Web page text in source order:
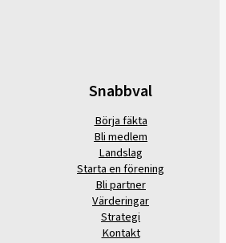
Snabbval
Börja fäkta
Bli medlem
Landslag
Starta en förening
Bli partner
Värderingar
Strategi
Kontakt